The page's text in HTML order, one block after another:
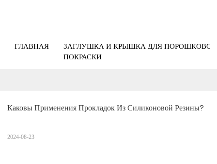
ГЛАВНАЯ
ЗАГЛУШКА И КРЫШКА ДЛЯ ПОРОШКОВОЙ
ПОКРАСКИ
Каковы Применения Прокладок Из Силиконовой Резины?
2024-08-23